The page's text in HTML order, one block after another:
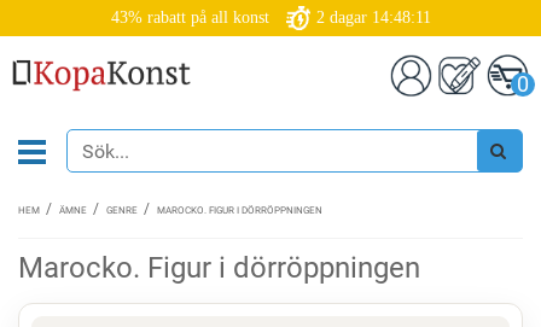
43% rabatt på all konst 2 dagar 14:48:10
0
HEM ÄMNE GENRE MAROCKO. FIGUR I DÖRRÖPPNINGEN
Marocko. Figur i dörröppningen